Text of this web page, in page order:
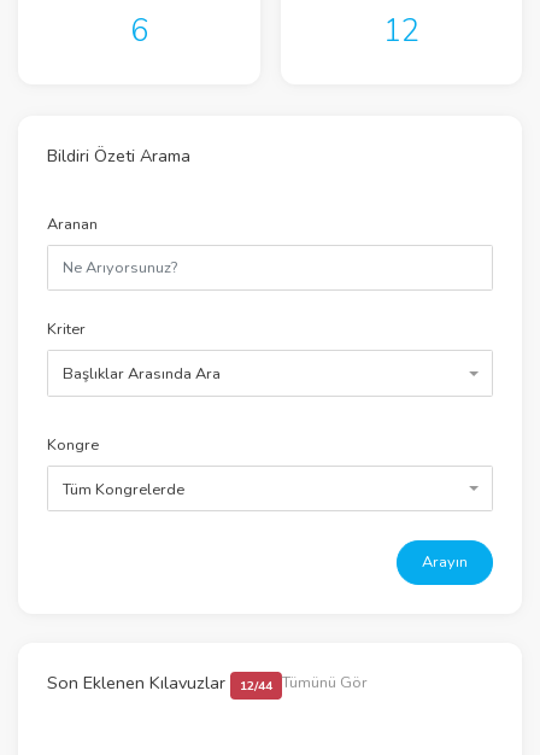
6 12
Bildiri Özeti Arama
Aranan
Kriter
Başlıklar Arasında Ara
Kongre
Tüm Kongrelerde
Arayın
Son Eklenen Kılavuzlar 12/44 Tümünü Gör